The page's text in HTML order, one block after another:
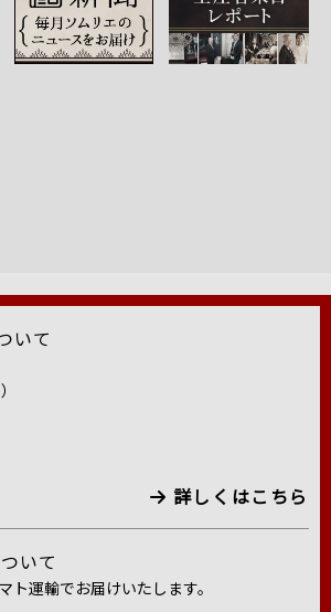
いて
詳しくはこちら
いて
ト運輸でお届けいたします。